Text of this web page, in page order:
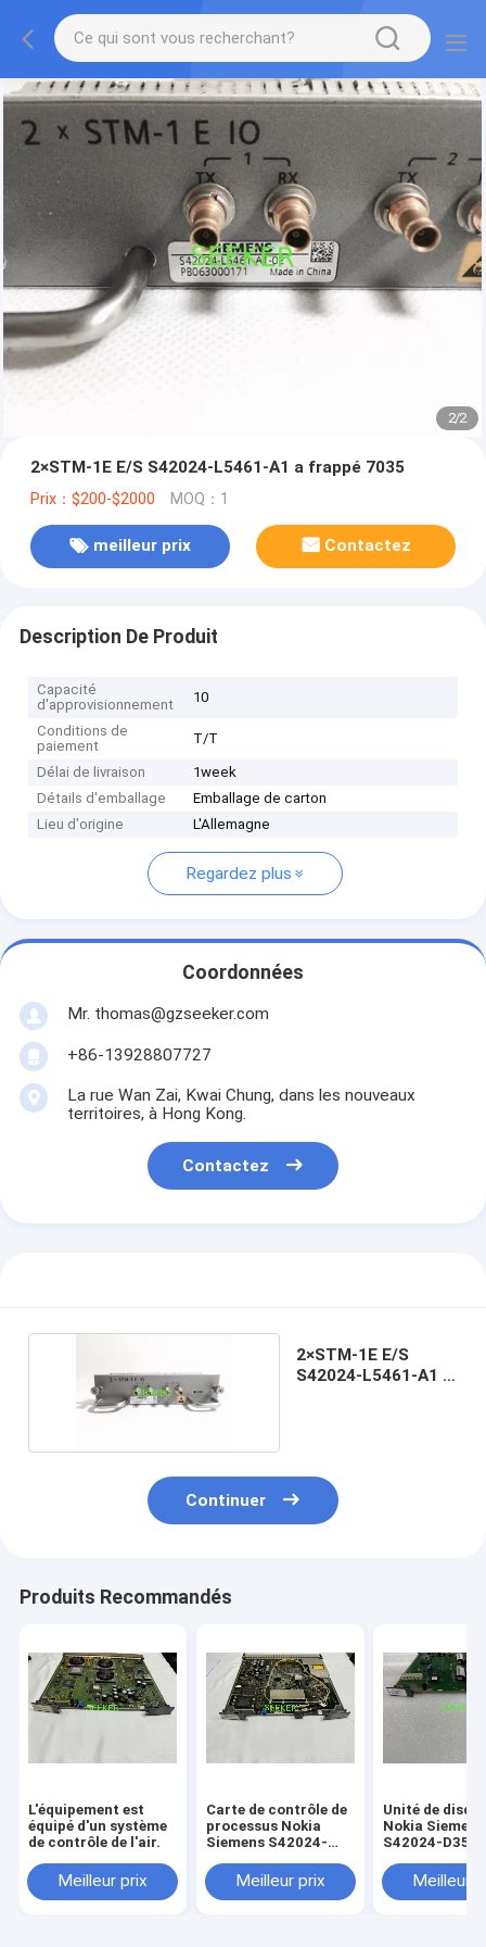
2/2
2×STM-1E E/S S42024-L5461-A1 a frappé 7035
Prix：$200-$2000 MOQ：1
meilleur prix Contactez
Description De Produit
Capacité
d'approvisionnement
10
Conditions de
paiement
T/T
Délai de livraison
1week
Détails d'emballage
Emballage de carton
Lieu d'origine
L'Allemagne
Regardez plus
Coordonnées
Mr. thomas@gzseeker.com
+86-13928807727
La rue Wan Zai, Kwai Chung, dans les nouveaux
territoires, à Hong Kong.
Contactez
2×STM-1E E/S
S42024-L5461-A1 a
Continuer
Produits Recommandés
L'équipement est
équipé d'un système
de contrôle de l'air.
Meilleur prix
Carte de contrôle de
processus Nokia
Siemens S42024-
Meilleur prix
Unité de
Nokia
S42024-
le SMA4Meilleur